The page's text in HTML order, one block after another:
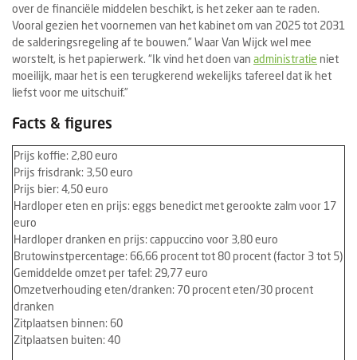
over de financiële middelen beschikt, is het zeker aan te raden.
Vooral gezien het voornemen van het kabinet om van 2025 tot 2031
de salderingsregeling af te bouwen.” Waar Van Wijck wel mee
worstelt, is het papierwerk. “Ik vind het doen van administratie niet
moeilijk, maar het is een terugkerend wekelijks tafereel dat ik het
liefst voor me uitschuif.”
Facts & figures
Prijs koffie: 2,80 euro
Prijs frisdrank: 3,50 euro
Prijs bier: 4,50 euro
Hardloper eten en prijs: eggs benedict met gerookte zalm voor 17
euro
Hardloper dranken en prijs: cappuccino voor 3,80 euro
Brutowinstpercentage: 66,66 procent tot 80 procent (factor 3 tot 5)
Gemiddelde omzet per tafel: 29,77 euro
Omzetverhouding eten/dranken: 70 procent eten/30 procent
dranken
Zitplaatsen binnen: 60
Zitplaatsen buiten: 40